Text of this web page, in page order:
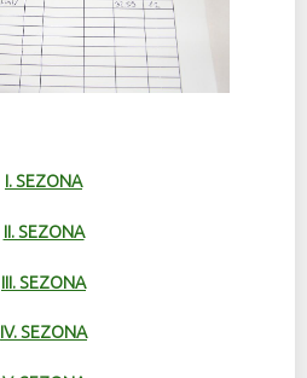
I. SEZONA
II. SEZONA
III. SEZONA
IV. SEZONA